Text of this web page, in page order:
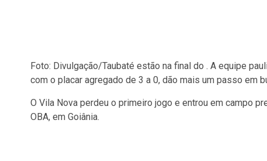
Foto: Divulgação/Taubaté estão na final do . A equipe
com o placar agregado de 3 a 0, dão mais um passo em
O Vila Nova perdeu o primeiro jogo e entrou em campo
OBA, em Goiânia.